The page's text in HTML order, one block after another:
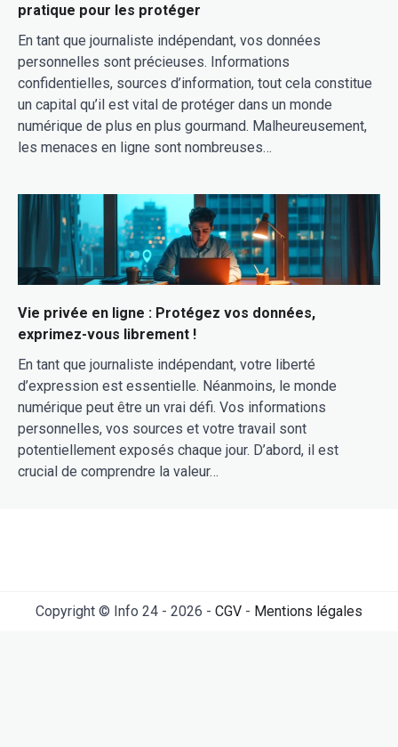
pratique pour les protéger
En tant que journaliste indépendant, vos données
personnelles sont précieuses. Informations
confidentielles, sources d’information, tout cela constitue
un capital qu’il est vital de protéger dans un monde
numérique de plus en plus gourmand. Malheureusement,
les menaces en ligne sont nombreuses…
Vie privée en ligne : Protégez vos données,
exprimez-vous librement !
En tant que journaliste indépendant, votre liberté
d’expression est essentielle. Néanmoins, le monde
numérique peut être un vrai défi. Vos informations
personnelles, vos sources et votre travail sont
potentiellement exposés chaque jour. D’abord, il est
crucial de comprendre la valeur…
Copyright © Info 24 - 2026 - CGV - Mentions légales